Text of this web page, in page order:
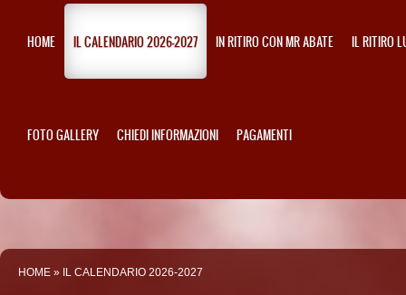
HOME IL CALENDARIO 2026-2027 IN RITIRO CON MR ABATE IL RITIRO
FOTO GALLERY CHIEDI INFORMAZIONI PAGAMENTI
HOME » IL CALENDARIO 2026-2027